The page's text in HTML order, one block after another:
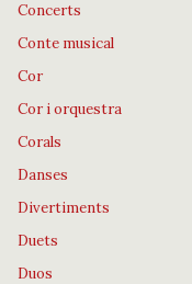
Concerts
Conte musical
Cor
Cor i orquestra
Corals
Danses
Divertiments
Duets
Duos